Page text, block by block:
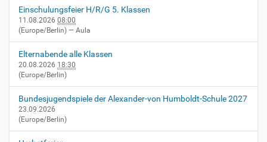
o
n
Einschulungsfeier H/R/G 5. Klassen
11.08.2026 08:00
(Europe/Berlin) — Aula
Elternabende alle Klassen
20.08.2026 18:30
(Europe/Berlin)
Bundesjugendspiele der Alexander-von Humboldt-Schule 2027
23.09.2026
(Europe/Berlin)